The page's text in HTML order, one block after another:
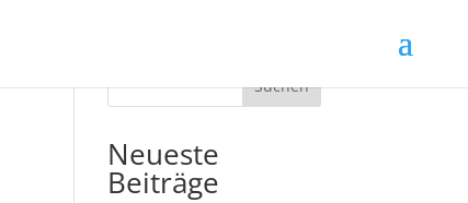
Suchen
Neueste
Beiträge